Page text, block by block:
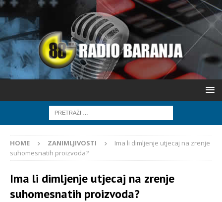
HOME ZANIMLJIVOSTI
Ima li dimljenje utjecaj na zrenje
suhomesnatih proizvoda?
Ima li dimljenje utjecaj na zrenje
suhomesnatih proizvoda?